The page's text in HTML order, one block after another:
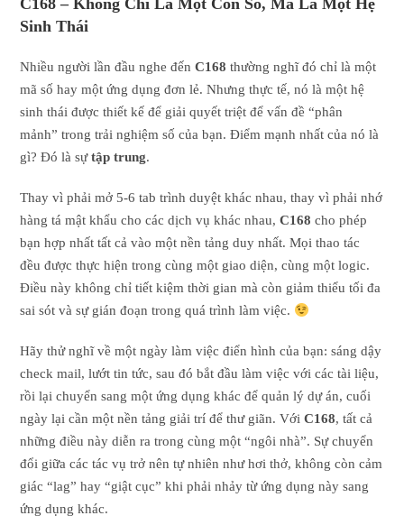
C168 – Không Chỉ Là Một Con Số, Mà Là Một Hệ
Sinh Thái
Nhiều người lần đầu nghe đếnC168 thường nghĩ đó chỉ là một
mã số hay một ứng dụng đơn lẻ. Nhưng thực tế, nó là một hệ
sinh thái được thiết kế để giải quyết triệt để vấn đề “phân
mảnh” trong trải nghiệm số của bạn. Điểm mạnh nhất của nó là
gì? Đó là sựtập trung.
Thay vì phải mở 5-6 tab trình duyệt khác nhau, thay vì phải nhớ
hàng tá mật khẩu cho các dịch vụ khác nhau,C168 cho phép
bạn hợp nhất tất cả vào một nền tảng duy nhất. Mọi thao tác
đều được thực hiện trong cùng một giao diện, cùng một logic.
Điều này không chỉ tiết kiệm thời gian mà còn giảm thiểu tối đa
sai sót và sự gián đoạn trong quá trình làm việc.
Hãy thử nghĩ về một ngày làm việc điển hình của bạn: sáng dậy
check mail, lướt tin tức, sau đó bắt đầu làm việc với các tài liệu,
rồi lại chuyển sang một ứng dụng khác để quản lý dự án, cuối
ngày lại cần một nền tảng giải trí để thư giãn. VớiC168, tất cả
những điều này diễn ra trong cùng một “ngôi nhà”. Sự chuyển
đổi giữa các tác vụ trở nên tự nhiên như hơi thở, không còn cảm
giác “lag” hay “giật cục” khi phải nhảy từ ứng dụng này sang
ứng dụng khác.